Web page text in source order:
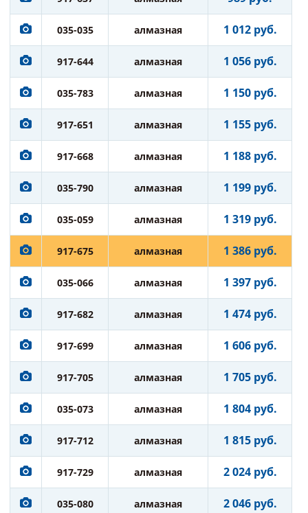
035-035 алмазная 1 012 руб.
917-644 алмазная 1 056 руб.
035-783 алмазная 1 150 руб.
917-651 алмазная 1 155 руб.
917-668 алмазная 1 188 руб.
035-790 алмазная 1 199 руб.
035-059 алмазная 1 319 руб.
917-675 алмазная 1 386 руб.
035-066 алмазная 1 397 руб.
917-682 алмазная 1 474 руб.
917-699 алмазная 1 606 руб.
917-705 алмазная 1 705 руб.
035-073 алмазная 1 804 руб.
917-712 алмазная 1 815 руб.
917-729 алмазная 2 024 руб.
035-080 алмазная 2 046 руб.